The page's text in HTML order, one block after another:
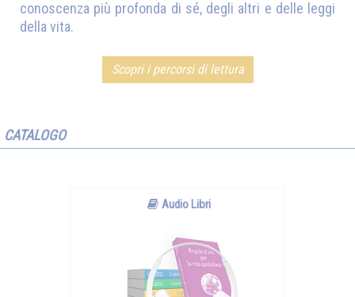
conoscenza più profonda di sé, degli altri e delle leggi
della vita.
Scopri i percorsi di lettura
CATALOGO
Audio Libri